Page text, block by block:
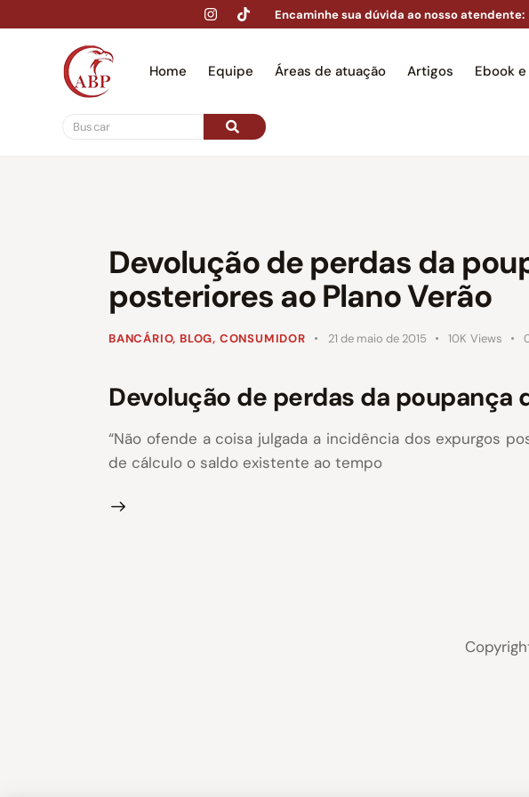
Encaminhe sua dúvida ao nosso atendente:
Home Equipe Áreas de atuação Artigos Ebook
Devolução de perdas da
posteriores ao Plano Verão
BANCÁRIO, BLOG, CONSUMIDOR 21 de maio de 2015 10K Views
Devolução de perdas da poupança
“Não ofende a coisa julgada a incidência dos expurgos
de cálculo o saldo existente ao tempo